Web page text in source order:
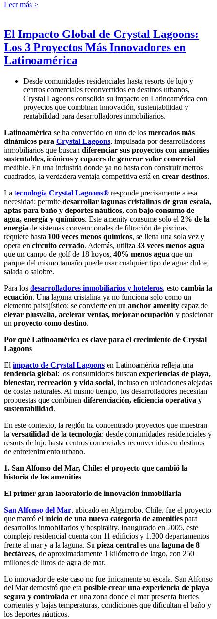
Leer más >
El Impacto Global de Crystal Lagoons:
Los 3 Proyectos Más Innovadores en
Latinoamérica
Desde comunidades residenciales hasta resorts de lujo y
centros comerciales reconvertidos en destinos urbanos,
Crystal Lagoons consolida su impacto en Latinoamérica con
proyectos que combinan innovación, sustentabilidad y
rentabilidad para desarrolladores inmobiliarios.
Latinoamérica se ha convertido en uno de los mercados más
dinámicos para Crystal Lagoons, impulsada por desarrolladores
inmobiliarios que buscan diferenciar sus proyectos con amenities
sustentables, icónicos y capaces de generar valor comercial
medible. En una industria donde ya no basta con construir metros
cuadrados, la verdadera ventaja competitiva está en crear destinos.
La tecnología Crystal Lagoons® responde precisamente a esa
necesidad: permite desarrollar lagunas cristalinas de gran escala,
aptas para baño y deportes náuticos, con bajo consumo de
agua, energía y químicos. Este amenity consume solo el 2% de la
energía de sistemas convencionales de filtración de piscinas,
requiere hasta 100 veces menos químicos, se llena una sola vez y
opera en circuito cerrado. Además, utiliza 33 veces menos agua
que un campo de golf de 18 hoyos, 40% menos agua que un
parque del mismo tamaño puede usar cualquier tipo de agua: dulce,
salada o salobre.
Para los desarrolladores inmobiliarios y hoteleros, esto cambia la
ecuación. Una laguna cristalina ya no funciona solo como un
elemento paisajístico: se convierte en un anchor amenity capaz de
elevar plusvalía, acelerar ventas, mejorar ocupación y posicionar
un proyecto como destino.
Por qué Latinoamérica es clave para el crecimiento de Crystal
Lagoons
El impacto de Crystal Lagoons en Latinoamérica refleja una
tendencia global: los consumidores buscan experiencias de playa,
bienestar, recreación y vida social, incluso en ubicaciones alejadas
de costas naturales. Al mismo tiempo, los desarrolladores necesitan
propuestas que combinen diferenciación, eficiencia operativa y
sustentabilidad.
En este contexto, la región ha concentrado proyectos que muestran
la versatilidad de la tecnología: desde comunidades residenciales y
resorts de lujo hasta centros comerciales reconvertidos en destinos
de entretenimiento urbano.
1. San Alfonso del Mar, Chile: el proyecto que cambió la
historia de los amenities
El primer gran laboratorio de innovación inmobiliaria
San Alfonso del Mar, ubicado en Algarrobo, Chile, fue el proyecto
que marcó el inicio de una nueva categoría de amenities para
desarrollos inmobiliarios y hospitality. Inaugurado en 2005, este
complejo residencial cuenta con 11 edificios y 1.300 departamentos
frente al mar y a la laguna. Su pieza central es una laguna de 8
hectáreas, de aproximadamente 1 kilómetro de largo, con 250
millones de litros de agua de mar.
Lo innovador de este caso no fue únicamente su escala. San Alfonso
del Mar demostró que era posible crear una experiencia de playa
segura y controlada en una zona donde el mar presenta fuertes
corrientes y bajas temperaturas, condiciones que dificultan el baño y
los deportes náuticos.